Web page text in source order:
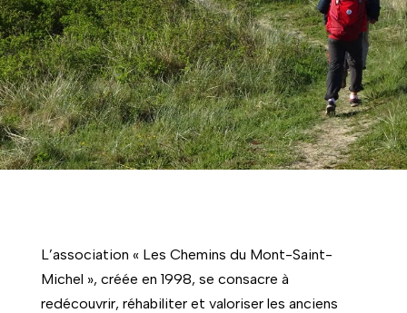
L’association « Les Chemins du Mont-Saint-
Michel », créée en 1998, se consacre à
redécouvrir, réhabiliter et valoriser les anciens